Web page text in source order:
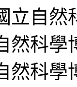
立自然
然科學
然科學